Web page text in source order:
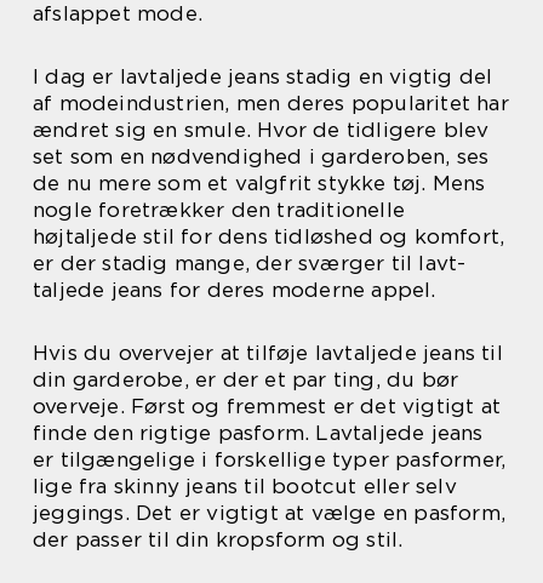
afslappet mode.
I dag er lavtaljede jeans stadig en vigtig del
af modeindustrien, men deres popularitet har
ændret sig en smule. Hvor de tidligere blev
set som en nødvendighed i garderoben, ses
de nu mere som et valgfrit stykke tøj. Mens
nogle foretrækker den traditionelle
højtaljede stil for dens tidløshed og komfort,
er der stadig mange, der sværger til lavt-
taljede jeans for deres moderne appel.
Hvis du overvejer at tilføje lavtaljede jeans til
din garderobe, er der et par ting, du bør
overveje. Først og fremmest er det vigtigt at
finde den rigtige pasform. Lavtaljede jeans
er tilgængelige i forskellige typer pasformer,
lige fra skinny jeans til bootcut eller selv
jeggings. Det er vigtigt at vælge en pasform,
der passer til din kropsform og stil.